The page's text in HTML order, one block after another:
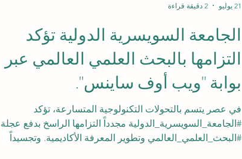
الجامعة السويسرية الدولية تؤكد
التزامها بالبحث العلمي العالمي عبر
بوابة "ويب أوف ساينس".
في عصر يتسم بالتحولات التكنولوجية المتسارعة، تؤكد
#الجامعة_السويسرية_الدولية مجدداً التزامها الراسخ بدفع عجلة
#البحث_العلمي_العالمي وتطوير المعرفة الأكاديمية. وتجسيداً
21 يوليو 2 دقيقة قراءة